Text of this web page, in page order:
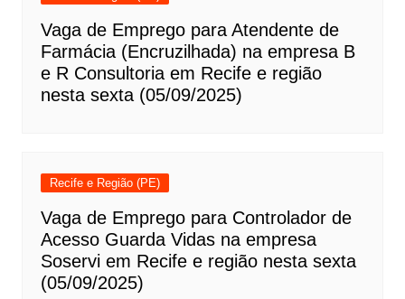
Vaga de Emprego para Atendente de
Farmácia (Encruzilhada) na empresa B
e R Consultoria em Recife e região
nesta sexta (05/09/2025)
Recife e Região (PE)
Vaga de Emprego para Controlador de
Acesso Guarda Vidas na empresa
Soservi em Recife e região nesta sexta
(05/09/2025)